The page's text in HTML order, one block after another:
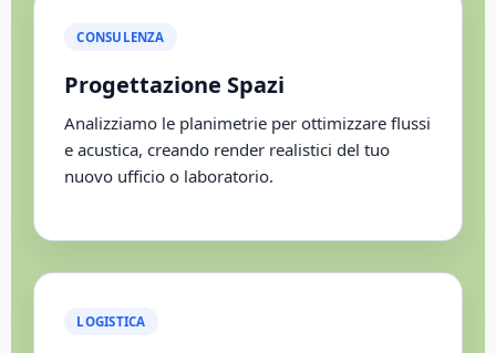
CONSULENZA
Progettazione Spazi
Analizziamo le planimetrie per ottimizzare flussi
e acustica, creando render realistici del tuo
nuovo ufficio o laboratorio.
LOGISTICA